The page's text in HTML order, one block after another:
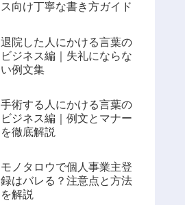
ス向け丁寧な書き方ガイド
退院した人にかける言葉の
ビジネス編｜失礼にならな
い例文集
手術する人にかける言葉の
ビジネス編｜例文とマナー
を徹底解説
モノタロウで個人事業主登
録はバレる？注意点と方法
を解説